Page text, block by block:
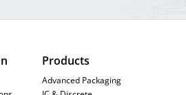
Products
Advanced Packaging